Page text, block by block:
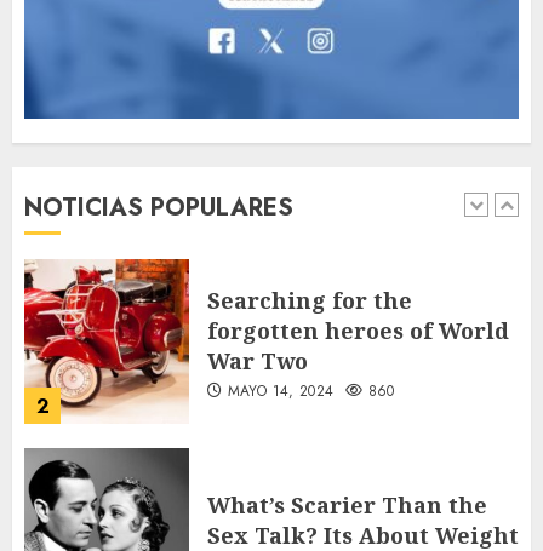
NOTICIAS POPULARES
MAYO 14, 2024
1
involucrados en
accidentes durante los
Vacación 2026
2
Searching for the
forgotten heroes of World
War Two
MAYO 14, 2024 860
What’s Scarier Than the
Sex Talk? Its About Weight